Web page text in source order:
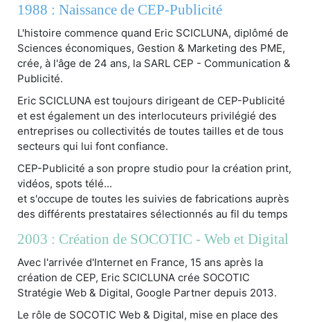
1988 : Naissance de CEP-Publicité
L'histoire commence quand Eric SCICLUNA, diplômé de
Sciences économiques, Gestion & Marketing des PME,
crée, à l'âge de 24 ans, la SARL CEP - Communication &
Publicité.
Eric SCICLUNA est toujours dirigeant de CEP-Publicité
et est également un des interlocuteurs privilégié des
entreprises ou collectivités de toutes tailles et de tous
secteurs qui lui font confiance.
CEP-Publicité a son propre studio pour la création print,
vidéos, spots télé...
et s'occupe de toutes les suivies de fabrications auprès
des différents prestataires sélectionnés au fil du temps
2003 : Création de SOCOTIC - Web et Digital
Avec l'arrivée d'Internet en France, 15 ans après la
création de CEP, Eric SCICLUNA crée SOCOTIC
Stratégie Web & Digital, Google Partner depuis 2013.
Le rôle de SOCOTIC Web & Digital, mise en place des